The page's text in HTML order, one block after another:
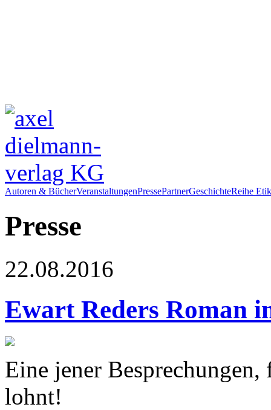
Autoren & BücherVeranstaltungenPressePartnerGeschichteReihe
Presse
22.08.2016
Ewart Reders Roman
Eine jener
lohnt!